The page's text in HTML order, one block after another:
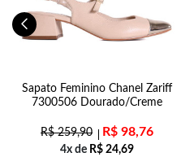
Sapato Feminino Chanel Zariff
7300506 Dourado/Creme
R$259,90 R$ 98,76
4x de R$ 24,69